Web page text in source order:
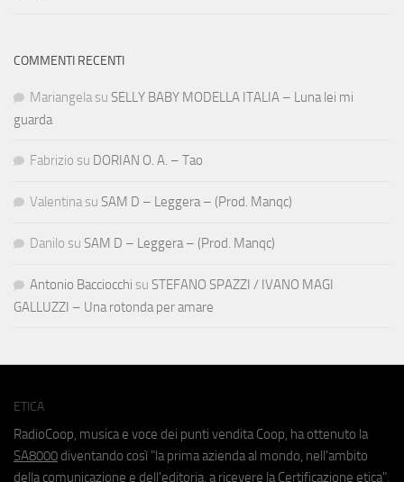
COMMENTI RECENTI
Mariangela su SELLY BABY MODELLA ITALIA – Luna lei mi
guarda
Fabrizio su DORIAN O. A. – Tao
Valentina su SAM D – Leggera – (Prod. Manqc)
Danilo su SAM D – Leggera – (Prod. Manqc)
Antonio Bacciocchi su STEFANO SPAZZI / IVANO MAGI
GALLUZZI – Una rotonda per amare
ETICA
RadioCoop, musica e voce dei punti vendita Coop, ha ottenuto la
SA8000 diventando così "la prima azienda al mondo, nell'ambito
della comunicazione e dell'editoria, a ricevere la Certificazione etica".